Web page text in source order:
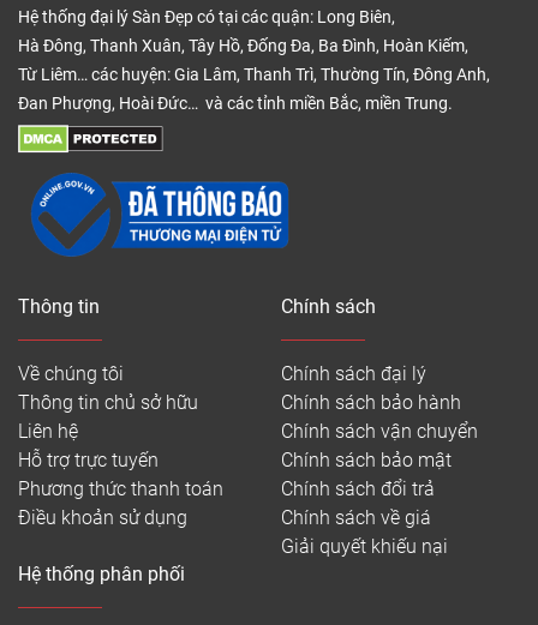
Hệ thống đại lý Sàn Đẹp có tại các quận: Long Biên,
Hà Đông, Thanh Xuân, Tây Hồ, Đống Đa, Ba Đình, Hoàn Kiếm,
Từ Liêm… các huyện: Gia Lâm, Thanh Trì, Thường Tín, Đông Anh,
Đan Phượng, Hoài Đức… và các tỉnh miền Bắc, miền Trung.
Thông tin
Về chúng tôi
Thông tin chủ sở hữu
Liên hệ
Hỗ trợ trực tuyến
Phương thức thanh toán
Điều khoản sử dụng
Chính sách
Chính sách đại lý
Chính sách bảo hành
Chính sách vận chuyển
Chính sách bảo mật
Chính sách đổi trả
Chính sách về giá
Giải quyết khiếu nại
Hệ thống phân phối